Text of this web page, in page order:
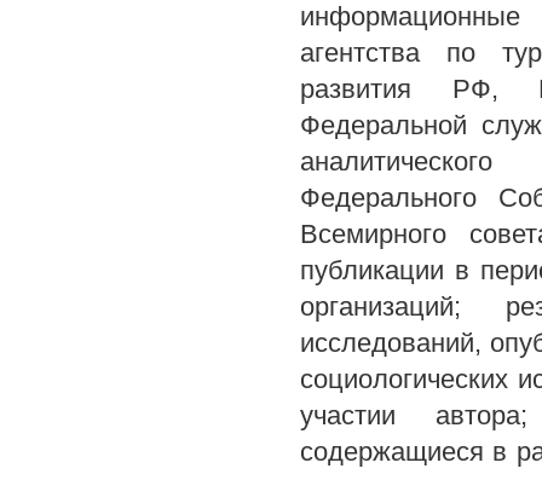
агентства по
развития РФ,
Федеральной
Федерального
Всемирного
публикации в
организаций;
исследований,
социологических
участии
содержащиеся в